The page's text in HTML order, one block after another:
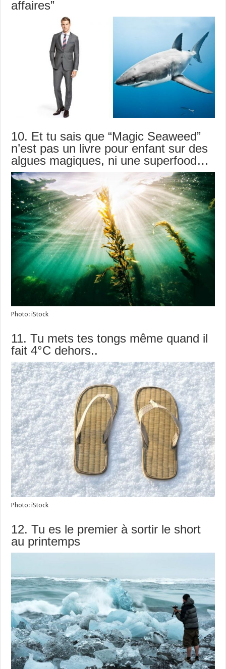
affaires”
10. Et tu sais que “Magic Seaweed”
n’est pas un livre pour enfant sur des
algues magiques, ni une superfood…
Photo: iStock
11. Tu mets tes tongs même quand il
fait 4°C dehors..
Photo: iStock
12. Tu es le premier à sortir le short
au printemps